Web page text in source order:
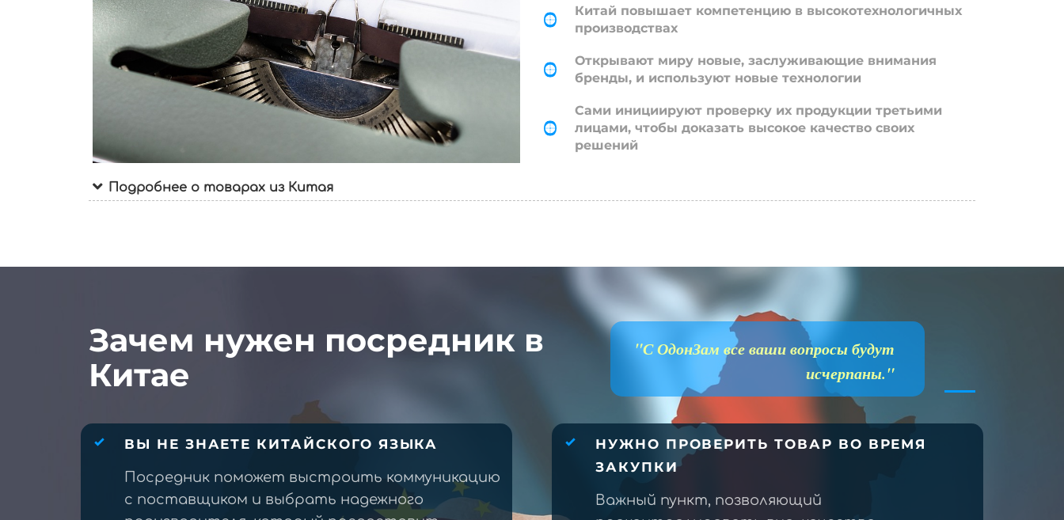
Китай повышает компетенцию в высокотехнологичных
производствах
Открывают миру новые, заслуживающие внимания
бренды, и используют новые технологии
Сами инициируют проверку их продукции третьими
лицами, чтобы доказать высокое качество своих
решений
Подробнее о товарах из Китая
Зачем нужен посредник в
Китае
"С ОдонЗам все ваши вопросы будут
исчерпаны."
ВЫ НЕ ЗНАЕТЕ КИТАЙСКОГО ЯЗЫКА
Посредник поможет выстроить коммуникацию
с поставщиком и выбрать надежного
НУЖНО ПРОВЕРИТЬ ТОВАР ВО ВРЕМЯ
ЗАКУПКИ
Важный пункт, позволяющий